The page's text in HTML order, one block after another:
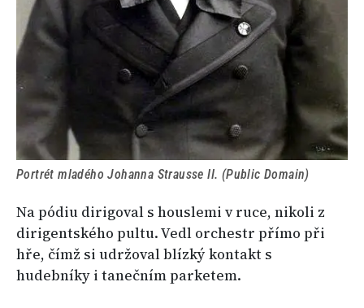
Portrét mladého Johanna Strausse II. (Public Domain)
Na pódiu dirigoval s houslemi v ruce, nikoli z
dirigentského pultu. Vedl orchestr přímo při
hře, čímž si udržoval blízký kontakt s
hudebníky i tanečním parketem.